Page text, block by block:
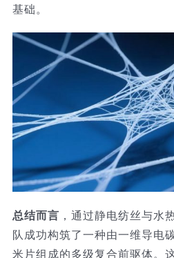
基础。
总结而言 ，通过静电纺丝与水
队成功构筑了一种由一维导电
米片组成的多级复合前驱体。